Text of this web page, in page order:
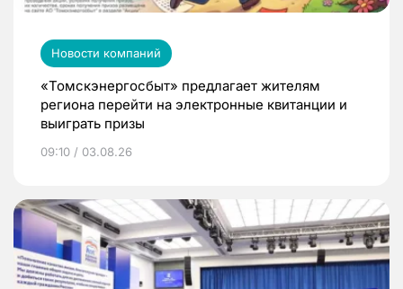
Новости компаний
«Томскэнергосбыт» предлагает жителям
региона перейти на электронные квитанции и
выиграть призы
09:10 / 03.08.26